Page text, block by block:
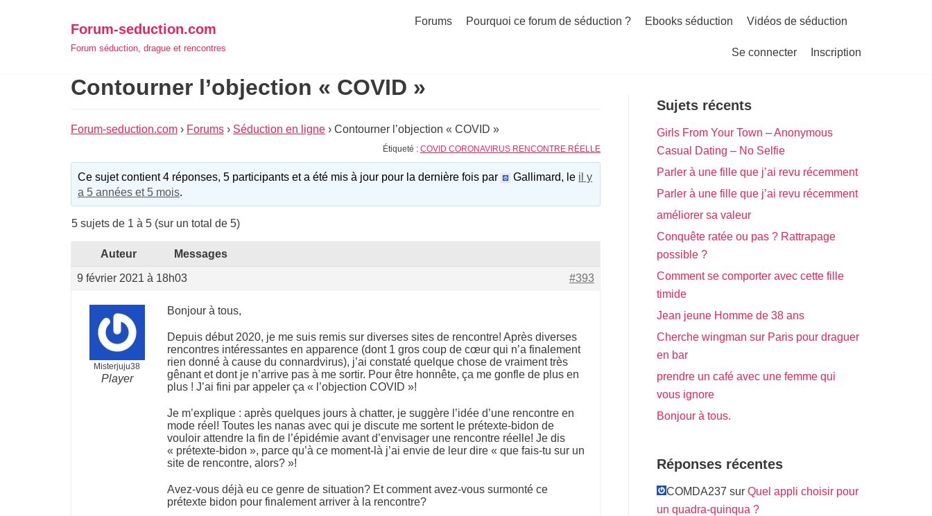
Forum-seduction.com
Forum séduction, drague et rencontres
Forums Pourquoi ce forum de séduction ? Ebooks séduction Vidéos de séduction
Se connecter Inscription
Contourner l’objection « COVID »
Forum-seduction.com › Forums › Séduction en ligne › Contourner l’objection « COVID »
Étiqueté : COVID CORONAVIRUS RENCONTRE RÉELLE
Ce sujet contient 4 réponses, 5 participants et a été mis à jour pour la dernière fois par Gallimard, le il y
a 5 années et 5 mois.
5 sujets de 1 à 5 (sur un total de 5)
Auteur Messages
9 février 2021 à 18h03 #393
Misterjuju38
Player
Bonjour à tous,
Depuis début 2020, je me suis remis sur diverses sites de rencontre! Après diverses
rencontres intéressantes en apparence (dont 1 gros coup de cœur qui n’a finalement
rien donné à cause du connardvirus), j’ai constaté quelque chose de vraiment très
gênant et dont je n’arrive pas à me sortir. Pour être honnête, ça me gonfle de plus en
plus ! J’ai fini par appeler ça « l’objection COVID »!
Je m’explique : après quelques jours à chatter, je suggère l’idée d’une rencontre en
mode réel! Toutes les nanas avec qui je discute me sortent le prétexte-bidon de
vouloir attendre la fin de l’épidémie avant d’envisager une rencontre réelle! Je dis
« prétexte-bidon », parce qu’à ce moment-là j’ai envie de leur dire « que fais-tu sur un
site de rencontre, alors? »!
Avez-vous déjà eu ce genre de situation? Et comment avez-vous surmonté ce
prétexte bidon pour finalement arriver à la rencontre?
Sujets récents
Girls From Your Town – Anonymous
Casual Dating – No Selfie
Parler à une fille que j’ai revu récemment
Parler à une fille que j’ai revu récemment
améliorer sa valeur
Conquête ratée ou pas ? Rattrapage
possible ?
Comment se comporter avec cette fille
timide
Jean jeune Homme de 38 ans
Cherche wingman sur Paris pour draguer
en bar
prendre un café avec une femme qui
vous ignore
Bonjour à tous.
Réponses récentes
COMDA237 sur Quel appli choisir pour
un quadra-quinqua ?